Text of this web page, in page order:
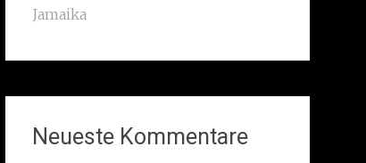
Jamaika
Neueste Kommentare